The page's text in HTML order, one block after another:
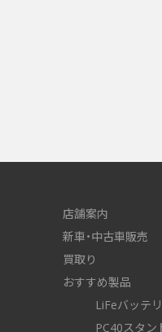
店舗案内
新車・中古車販売
買取り
おすすめ製品
LiFeバッテ
PC40スタン